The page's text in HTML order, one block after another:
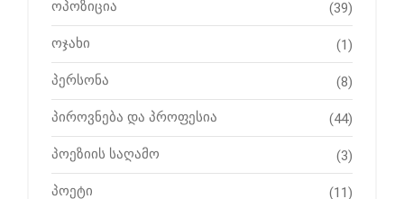
ოპოზიცია (39)
ოჯახი (1)
პერსონა (8)
პიროვნება და პროფესია (44)
პოეზიის საღამო (3)
პოეტი (11)